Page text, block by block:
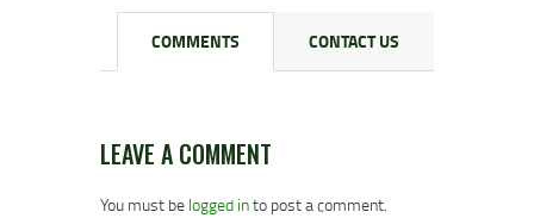
COMMENTS CONTACT US
LEAVE A COMMENT
You must be logged into post a comment.